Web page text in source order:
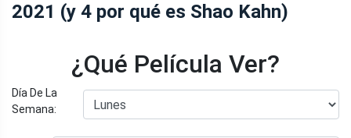
2021 (y 4 por qué es Shao Kahn)
¿Qué Película Ver?
Día De La
Semana: